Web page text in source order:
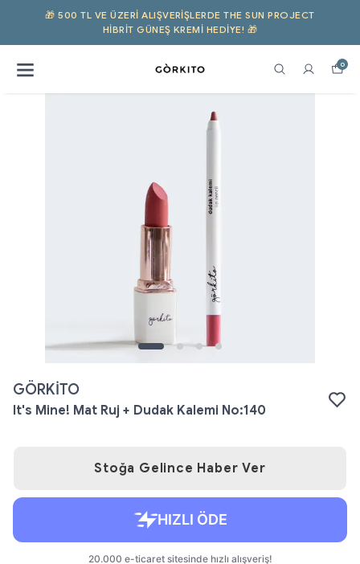
🎁 500 TL VE ÜZERI ALIŞVERIŞLERDE THE SUN PROJECT
HIBRIT GÜNEŞ KREMI HEDİYE! 🎁
0
GÖRKİTO
It's Mine! Mat Ruj + Dudak Kalemi No:140
Stoğa Gelince Haber Ver